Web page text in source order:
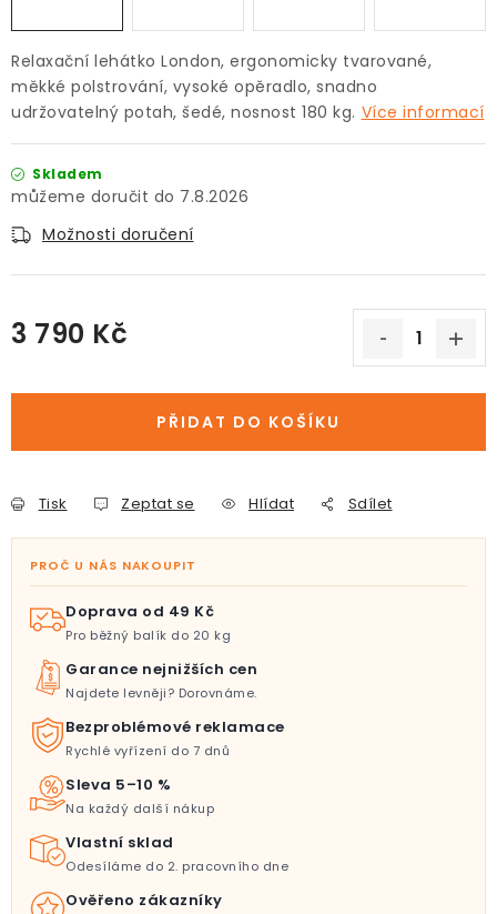
Relaxační lehátko London, ergonomicky tvarované,
měkké polstrování, vysoké opěradlo, snadno
udržovatelný potah, šedé, nosnost 180 kg. Více informací
Skladem
7.8.2026
Možnosti doručení
3 790 Kč
PŘIDAT DO KOŠÍKU
Tisk Zeptat se Hlídat Sdílet
PROČ U NÁS NAKOUPIT
Doprava od 49 Kč
Pro běžný balík do 20 kg
Garance nejnižších cen
Najdete levněji? Dorovnáme.
Bezproblémové reklamace
Rychlé vyřízení do 7 dnů
Sleva 5–10 %
Na každý další nákup
Vlastní sklad
Odesíláme do 2. pracovního dne
Ověřeno zákazníky